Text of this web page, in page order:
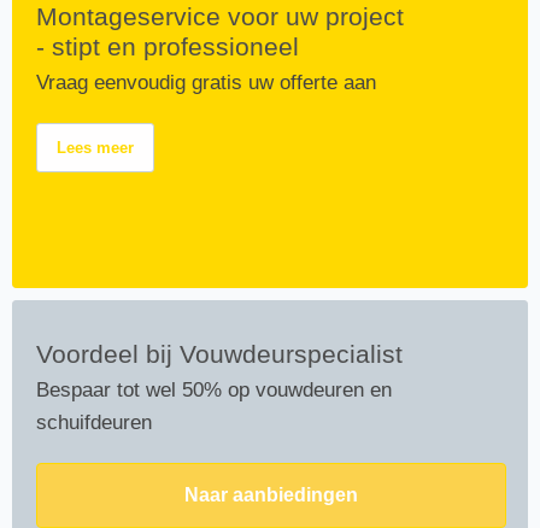
Montageservice voor uw project
- stipt en professioneel
Vraag eenvoudig gratis uw offerte aan
Lees meer
Voordeel bij Vouwdeurspecialist
Bespaar tot wel 50% op vouwdeuren en
schuifdeuren
Naar aanbiedingen